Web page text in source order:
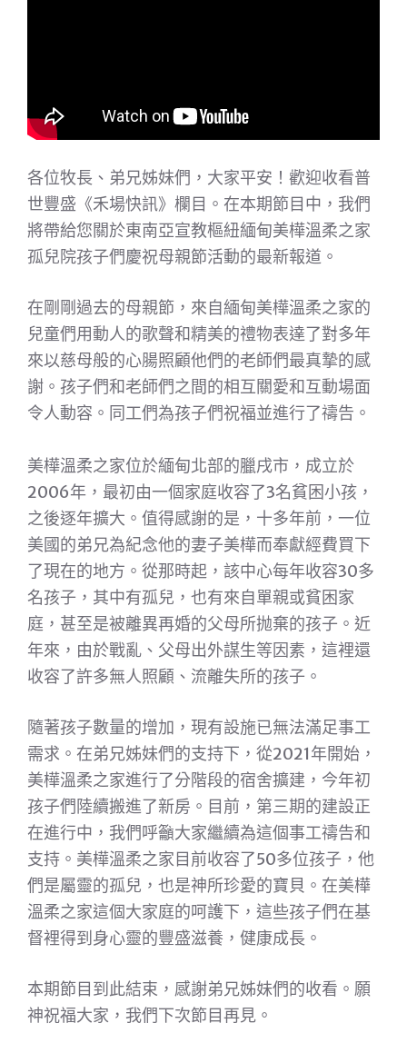
各位牧長、弟兄姊妹們，大家平安！歡迎收看普
世豐盛《禾場快訊》欄目。在本期節目中，我們
將帶給您關於東南亞宣教樞紐緬甸美樺溫柔之家
孤兒院孩子們慶祝母親節活動的最新報道。
在剛剛過去的母親節，來自緬甸美樺溫柔之家的
兒童們用動人的歌聲和精美的禮物表達了對多年
來以慈母般的心腸照顧他們的老師們最真摯的感
謝。孩子們和老師們之間的相互關愛和互動場面
令人動容。同工們為孩子們祝福並進行了禱告。
美樺溫柔之家位於緬甸北部的臘戌市，成立於
2006年，最初由一個家庭收容了3名貧困小孩，
之後逐年擴大。值得感謝的是，十多年前，一位
美國的弟兄為紀念他的妻子美樺而奉獻經費買下
了現在的地方。從那時起，該中心每年收容30多
名孩子，其中有孤兒，也有來自單親或貧困家
庭，甚至是被離異再婚的父母所抛棄的孩子。近
年來，由於戰亂、父母出外謀生等因素，這裡還
收容了許多無人照顧、流離失所的孩子。
隨著孩子數量的增加，現有設施已無法滿足事工
需求。在弟兄姊妹們的支持下，從2021年開始，
美樺溫柔之家進行了分階段的宿舍擴建，今年初
孩子們陸續搬進了新房。目前，第三期的建設正
在進行中，我們呼籲大家繼續為這個事工禱告和
支持。美樺溫柔之家目前收容了50多位孩子，他
們是屬靈的孤兒，也是神所珍愛的寶貝。在美樺
溫柔之家這個大家庭的呵護下，這些孩子們在基
督裡得到身心靈的豐盛滋養，健康成長。
本期節目到此結束，感謝弟兄姊妹們的收看。願
神祝福大家，我們下次節目再見。